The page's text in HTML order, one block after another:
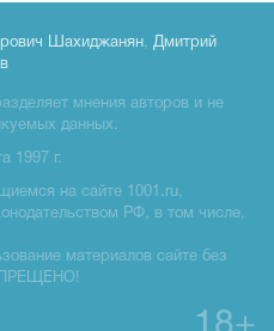
Шахиджанян, Дмитрий
мнения авторов и не
данных.
1997 г.
на сайте 1001.ru,
РФ, в том числе,
материалов сайте без